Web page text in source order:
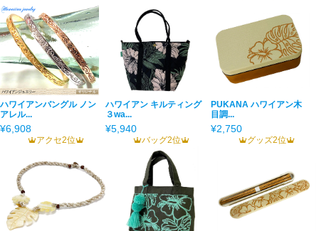
ハワイアンバングル ノン
アレル...
¥6,908
ハワイアン キルティング
３wa...
¥5,940
PUKANA ハワイアン木
目調...
¥2,750
アクセ2位 バッグ2位 グッズ2位